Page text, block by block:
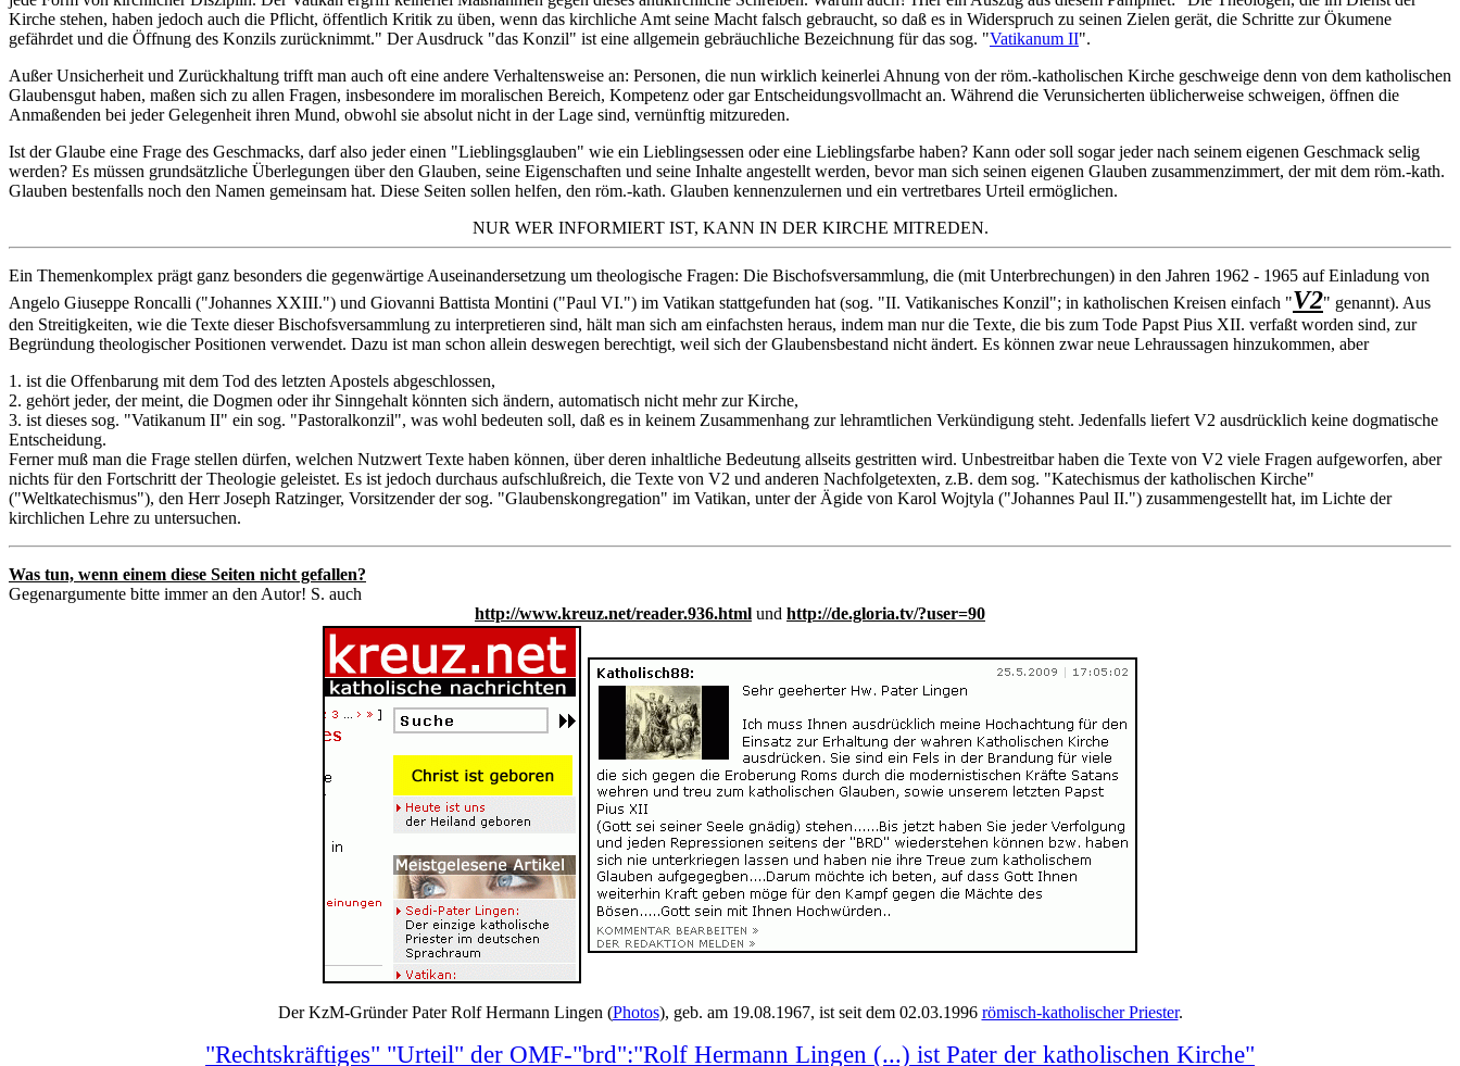
Kirche stehen, haben jedoch auch die Pflicht, öffentlich Kritik zu üben, wenn das kirchliche Amt seine Macht falsch gebraucht, so daß es in Widerspruch zu seinen Zielen gerät, die Schritte zur Ökumene
gefährdet und die Öffnung des Konzils zurücknimmt." Der Ausdruck "das Konzil" ist eine allgemein gebräuchliche Bezeichnung für das sog. "Vatikanum II".
Außer Unsicherheit und Zurückhaltung trifft man auch oft eine andere Verhaltensweise an: Personen, die nun wirklich keinerlei Ahnung von der röm.-katholischen Kirche geschweige denn von dem katholischen
Glaubensgut haben, maßen sich zu allen Fragen, insbesondere im moralischen Bereich, Kompetenz oder gar Entscheidungsvollmacht an. Während die Verunsicherten üblicherweise schweigen, öffnen die
Anmaßenden bei jeder Gelegenheit ihren Mund, obwohl sie absolut nicht in der Lage sind, vernünftig mitzureden.
Ist der Glaube eine Frage des Geschmacks, darf also jeder einen "Lieblingsglauben" wie ein Lieblingsessen oder eine Lieblingsfarbe haben? Kann oder soll sogar jeder nach seinem eigenen Geschmack selig
werden? Es müssen grundsätzliche Überlegungen über den Glauben, seine Eigenschaften und seine Inhalte angestellt werden, bevor man sich seinen eigenen Glauben zusammenzimmert, der mit dem röm.-kath.
Glauben bestenfalls noch den Namen gemeinsam hat. Diese Seiten sollen helfen, den röm.-kath. Glauben kennenzulernen und ein vertretbares Urteil ermöglichen.
NUR WER INFORMIERT IST, KANN IN DER KIRCHE MITREDEN.
Ein Themenkomplex prägt ganz besonders die gegenwärtige Auseinandersetzung um theologische Fragen: Die Bischofsversammlung, die (mit Unterbrechungen) in den Jahren 1962 - 1965 auf Einladung von
Angelo Giuseppe Roncalli ("Johannes XXIII.") und Giovanni Battista Montini ("Paul VI.") im Vatikan stattgefunden hat (sog. "II. Vatikanisches Konzil"; in katholischen Kreisen einfach "V2" genannt). Aus
den Streitigkeiten, wie die Texte dieser Bischofsversammlung zu interpretieren sind, hält man sich am einfachsten heraus, indem man nur die Texte, die bis zum Tode Papst Pius XII. verfaßt worden sind, zur
Begründung theologischer Positionen verwendet. Dazu ist man schon allein deswegen berechtigt, weil sich der Glaubensbestand nicht ändert. Es können zwar neue Lehraussagen hinzukommen, aber
1. ist die Offenbarung mit dem Tod des letzten Apostels abgeschlossen,
2. gehört jeder, der meint, die Dogmen oder ihr Sinngehalt könnten sich ändern, automatisch nicht mehr zur Kirche,
3. ist dieses sog. "Vatikanum II" ein sog. "Pastoralkonzil", was wohl bedeuten soll, daß es in keinem Zusammenhang zur lehramtlichen Verkündigung steht. Jedenfalls liefert V2 ausdrücklich keine dogmatische
Entscheidung.
Ferner muß man die Frage stellen dürfen, welchen Nutzwert Texte haben können, über deren inhaltliche Bedeutung allseits gestritten wird. Unbestreitbar haben die Texte von V2 viele Fragen aufgeworfen, aber
nichts für den Fortschritt der Theologie geleistet. Es ist jedoch durchaus aufschlußreich, die Texte von V2 und anderen Nachfolgetexten, z.B. dem sog. "Katechismus der katholischen Kirche"
("Weltkatechismus"), den Herr Joseph Ratzinger, Vorsitzender der sog. "Glaubenskongregation" im Vatikan, unter der Ägide von Karol Wojtyla ("Johannes Paul II.") zusammengestellt hat, im Lichte der
kirchlichen Lehre zu untersuchen.
Was tun, wenn einem diese Seiten nicht gefallen?
Gegenargumente bitte immer an den Autor! S. auch
http://www.kreuz.net/reader.936.html und http://de.gloria.tv/?user=90
Der KzM-Gründer Pater Rolf Hermann Lingen (Photos), geb. am 19.08.1967, ist seit dem 02.03.1996 römisch-katholischer Priester.
"Rechtskräftiges" "Urteil" der OMF-"brd":"Rolf Hermann Lingen (...) ist Pater der katholischen Kirche"